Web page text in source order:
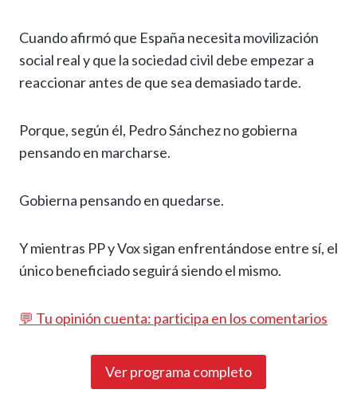
Cuando afirmó que España necesita movilización
social real y que la sociedad civil debe empezar a
reaccionar antes de que sea demasiado tarde.
Porque, según él, Pedro Sánchez no gobierna
pensando en marcharse.
Gobierna pensando en quedarse.
Y mientras PP y Vox sigan enfrentándose entre sí, el
único beneficiado seguirá siendo el mismo.
💬 Tu opinión cuenta: participa en los comentarios
Ver programa completo